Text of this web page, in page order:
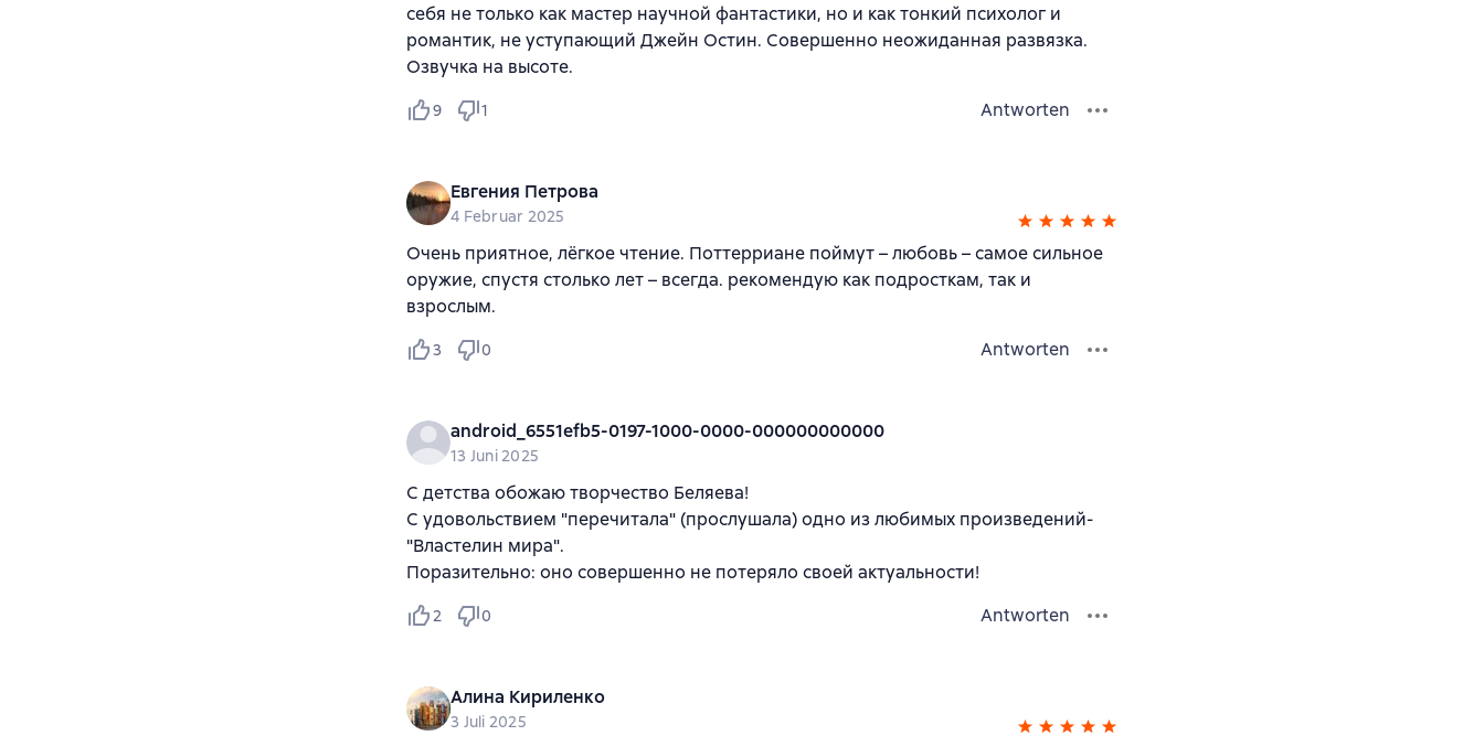
себя не только как мастер научной фантастики, но и как тонкий психолог и
романтик, не уступающий Джейн Остин. Совершенно неожиданная развязка.
Озвучка на высоте.
9 1 Antworten
Евгения Петрова
4 Februar 2025
Очень приятное, лёгкое чтение. Поттерриане поймут – любовь – самое сильное
оружие, спустя столько лет – всегда. рекомендую как подросткам, так и
взрослым.
3 0 Antworten
android_6551efb5-0197-1000-0000-000000000000
13 Juni 2025
С детства обожаю творчество Беляева!
С удовольствием "перечитала" (прослушала) одно из любимых произведений-
"Властелин мира".
Поразительно: оно совершенно не потеряло своей актуальности!
2 0 Antworten
Алина Кириленко
3 Juli 2025